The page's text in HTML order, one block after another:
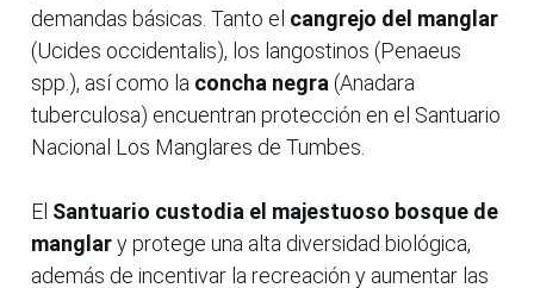
demandas básicas. Tanto el cangrejo del manglar
(Ucides occidentalis), los langostinos (Penaeus
spp.), así como la concha negra (Anadara
tuberculosa) encuentran protección en el Santuario
Nacional Los Manglares de Tumbes.
El Santuario custodia el majestuoso bosque de
manglary protege una alta diversidad biológica,
además de incentivar la recreación y aumentar las